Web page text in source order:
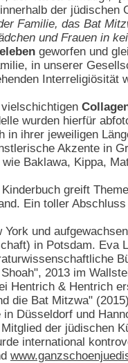
innerhalb der jüdischen
Familie, das Bat
und Frauen in
geworfen und
in unserer
Interreligiösität
wurden hierfür
ihrer jeweiligen
Akzente in
Baklawa, Kippa,
greift
Ein toller
York und
in Potsdam.
2013 im
Hentrich & Hentrich
die Bat Mitzwa"
in Düsseldorf und
der jüdischen
international